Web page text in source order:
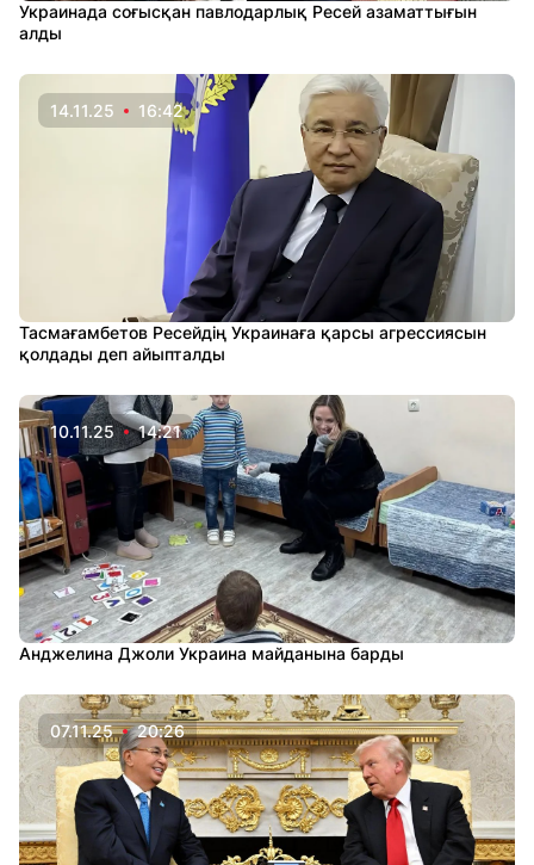
Украинада соғысқан павлодарлық Ресей азаматтығын
алды
14.11.25 16:42
Тасмағамбетов Ресейдің Украинаға қарсы агрессиясын
қолдады деп айыпталды
10.11.25 14:21
Анджелина Джоли Украина майданына барды
07.11.25 20:26